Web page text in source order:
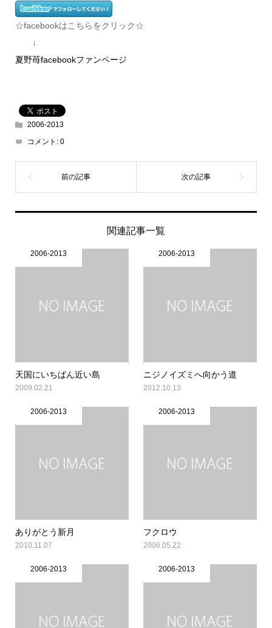
☆facebookはこちらをクリック☆
↓
夏野苺facebookファンページ
2006-2013
コメント: 0
関連記事一覧
2006-2013
天国にいちばん近い島
2009.02.21
2006-2013
ニジノイズミへ向かう道
2012.10.13
2006-2013
ありがとう新月
2010.11.07
2006-2013
フクロウ
2006.05.22
2006-2013 2006-2013